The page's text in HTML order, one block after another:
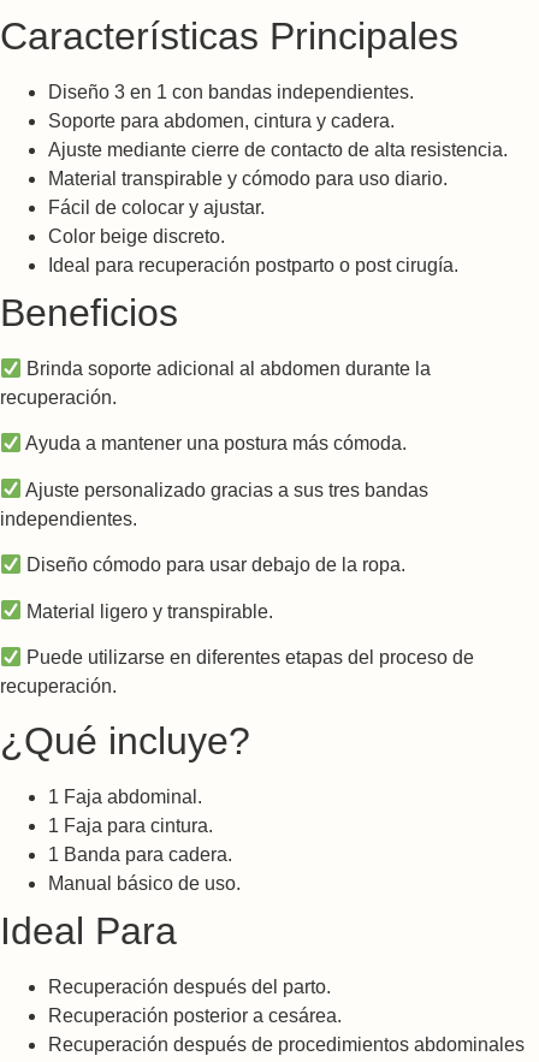
Características Principales
Diseño 3 en 1 con bandas independientes.
Soporte para abdomen, cintura y cadera.
Ajuste mediante cierre de contacto de alta resistencia.
Material transpirable y cómodo para uso diario.
Fácil de colocar y ajustar.
Color beige discreto.
Ideal para recuperación postparto o post cirugía.
Beneficios
Brinda soporte adicional al abdomen durante la
recuperación.
Ayuda a mantener una postura más cómoda.
Ajuste personalizado gracias a sus tres bandas
independientes.
Diseño cómodo para usar debajo de la ropa.
Material ligero y transpirable.
Puede utilizarse en diferentes etapas del proceso de
recuperación.
¿Qué incluye?
1 Faja abdominal.
1 Faja para cintura.
1 Banda para cadera.
Manual básico de uso.
Ideal Para
Recuperación después del parto.
Recuperación posterior a cesárea.
Recuperación después de procedimientos abdominales